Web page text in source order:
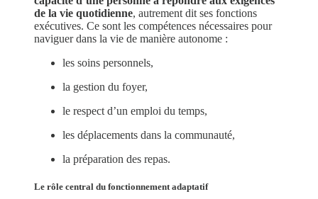
de la vie quotidienne, autrement dit ses fonctions
exécutives. Ce sont les compétences nécessaires pour
naviguer dans la vie de manière autonome :
les soins personnels,
la gestion du foyer,
le respect d’un emploi du temps,
les déplacements dans la communauté,
la préparation des repas.
Le rôle central du fonctionnement adaptatif